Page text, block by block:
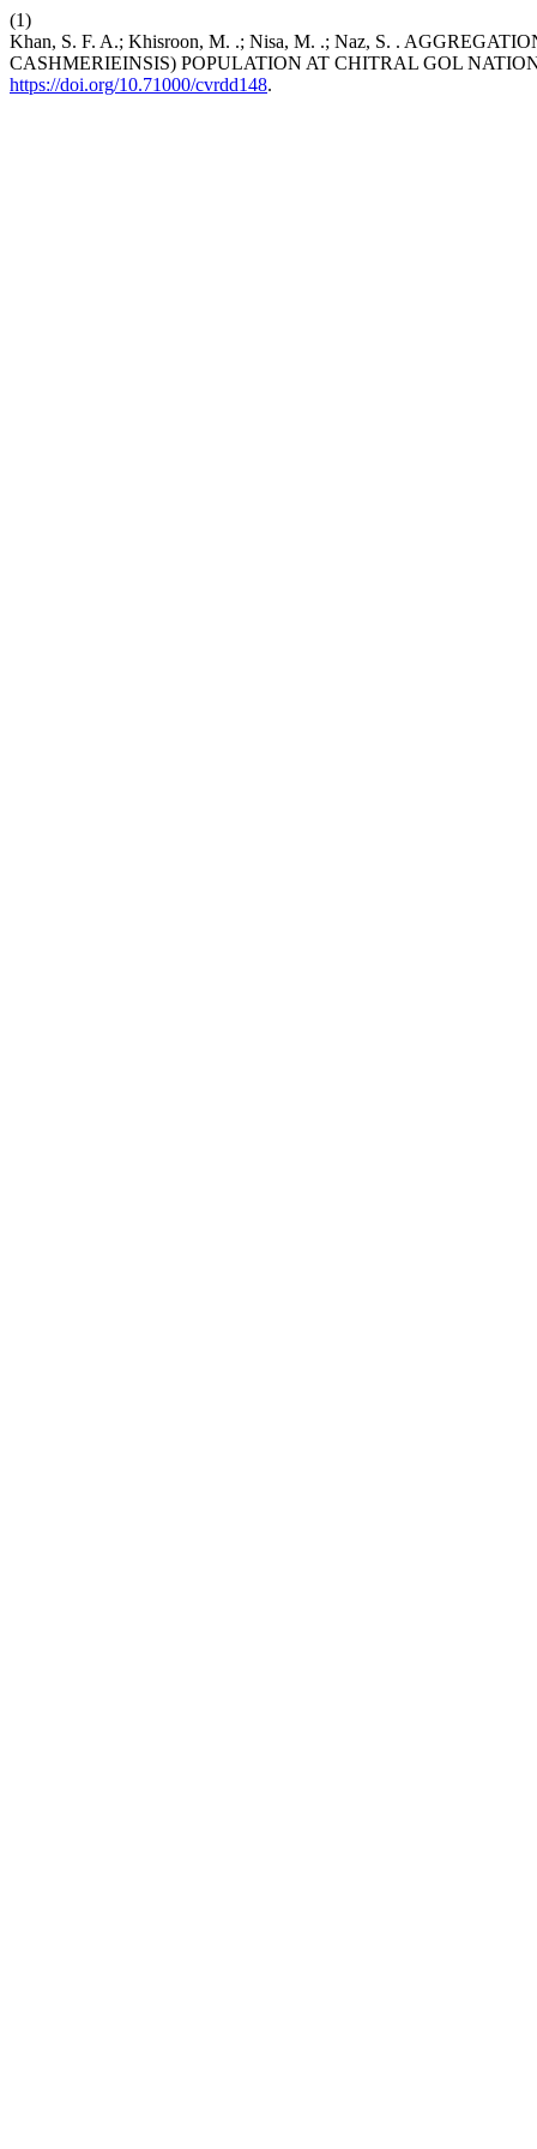
(1)
Khan, S. F. A.; Khisroon, M. .; Nisa, M. .; Naz, S. .
CASHMERIEINSIS) POPULATION AT CHITRAL GOL
https://doi.org/10.71000/cvrdd148.